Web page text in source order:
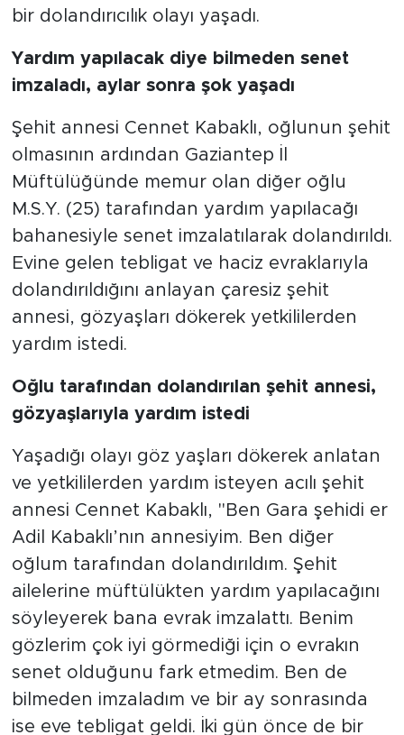
bir dolandırıcılık olayı yaşadı.
Yardım yapılacak diye bilmeden senet
imzaladı, aylar sonra şok yaşadı
Şehit annesi Cennet Kabaklı, oğlunun şehit
olmasının ardından Gaziantep İl
Müftülüğünde memur olan diğer oğlu
M.S.Y. (25) tarafından yardım yapılacağı
bahanesiyle senet imzalatılarak dolandırıldı.
Evine gelen tebligat ve haciz evraklarıyla
dolandırıldığını anlayan çaresiz şehit
annesi, gözyaşları dökerek yetkililerden
yardım istedi.
Oğlu tarafından dolandırılan şehit annesi,
gözyaşlarıyla yardım istedi
Yaşadığı olayı göz yaşları dökerek anlatan
ve yetkililerden yardım isteyen acılı şehit
annesi Cennet Kabaklı, "Ben Gara şehidi er
Adil Kabaklı’nın annesiyim. Ben diğer
oğlum tarafından dolandırıldım. Şehit
ailelerine müftülükten yardım yapılacağını
söyleyerek bana evrak imzalattı. Benim
gözlerim çok iyi görmediği için o evrakın
senet olduğunu fark etmedim. Ben de
bilmeden imzaladım ve bir ay sonrasında
ise eve tebligat geldi. İki gün önce de bir